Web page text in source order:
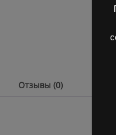
Отзывы (0)